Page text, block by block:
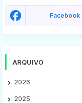
Facebook
ARQUIVO
2026
2025